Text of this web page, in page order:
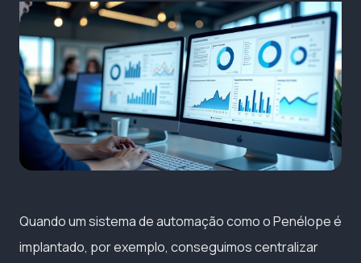
Quando um sistema de automação como o Penélope é
implantado, por exemplo, conseguimos centralizar